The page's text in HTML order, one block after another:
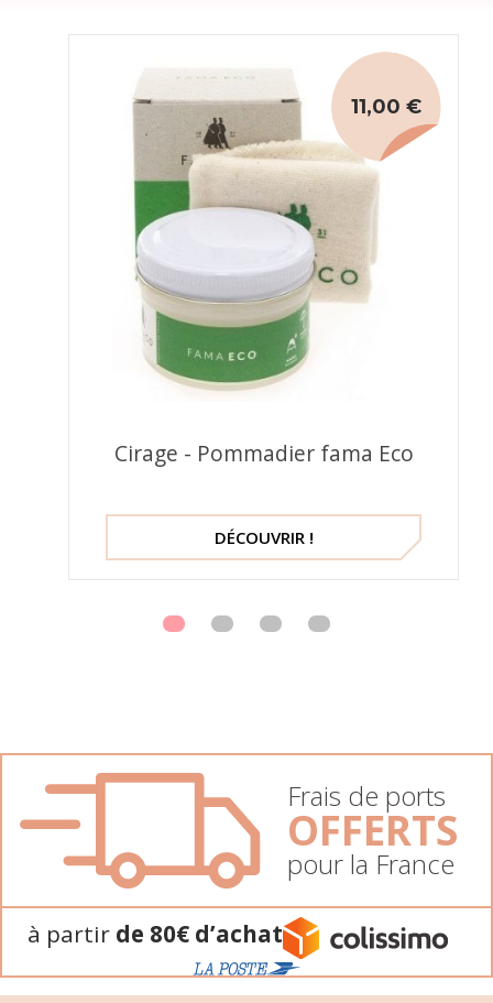
Cirage - Pommadier fama Eco
11,00 €
DÉCOUVRIR !
Frais de ports
OFFERTS
pour la France
à partir de 80€ d’achat